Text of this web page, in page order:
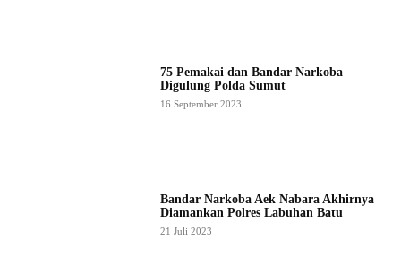
75 Pemakai dan Bandar Narkoba
Digulung Polda Sumut
16 September 2023
Bandar Narkoba Aek Nabara Akhirnya
Diamankan Polres Labuhan Batu
21 Juli 2023